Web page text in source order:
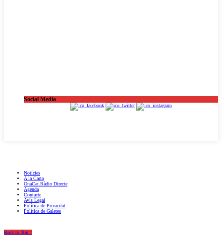
Social Media
Notícies
A la Carta
OnaCat.Ràdio Directe
Agenda
Contacte
Avís Legal
Política de Privacitat
Política de Galetes
Back to Top ↑